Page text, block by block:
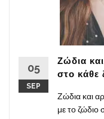
05
SEP
Ζώδια
στο κάθε
Ζώδια και
με το ζώδιο